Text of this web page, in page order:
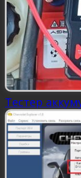
Тестер